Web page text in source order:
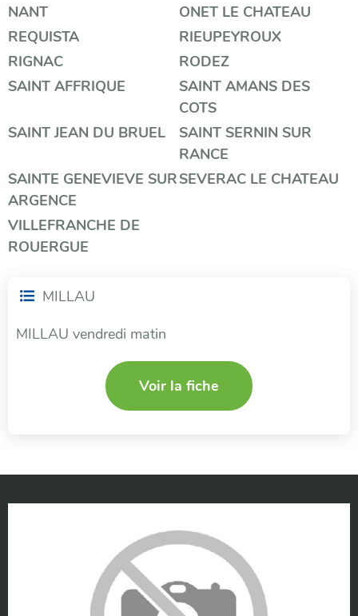
NANT
ONET LE CHATEAU
REQUISTA
RIEUPEYROUX
RIGNAC
RODEZ
SAINT AFFRIQUE
SAINT AMANS DES
COTS
SAINT JEAN DU BRUEL
SAINT SERNIN SUR
RANCE
SAINTE GENEVIEVE SUR
ARGENCE
SEVERAC LE CHATEAU
VILLEFRANCHE DE
ROUERGUE
MILLAU
MILLAU vendredi matin
Voir la fiche